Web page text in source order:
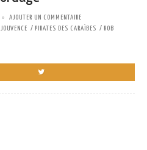
AJOUTER UN COMMENTAIRE
PIRATES DES CARAÏBES
ROB